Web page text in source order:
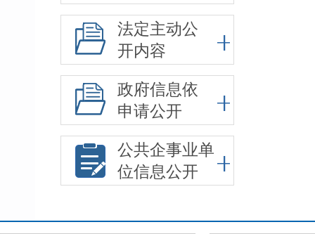
法定主动公
开内容
政府信息依
申请公开
公共企事业单
位信息公开